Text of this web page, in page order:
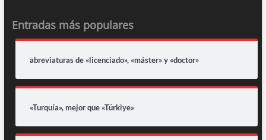
Entradas más populares
abreviaturas de «licenciado», «máster» y «doctor»
«Turquía», mejor que «Türkiye»